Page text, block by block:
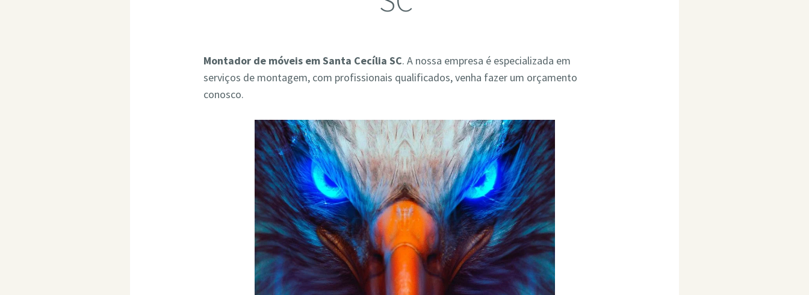
Montador de móveis em Santa Cecília SC. A nossa empresa é especializada em
serviços de montagem, com profissionais qualificados, venha fazer um orçamento
conosco.